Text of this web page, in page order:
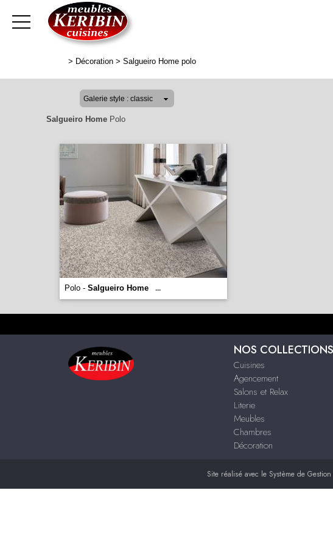
> Décoration > Salgueiro Home polo
Salgueiro Home Polo
Polo - Salgueiro Home ...
NOS COLLECTIONS
Cuisines
Agencement
Salons et Relax
Literie
Meubles
Chambres
Décoration
Site réalisé avec le Système de